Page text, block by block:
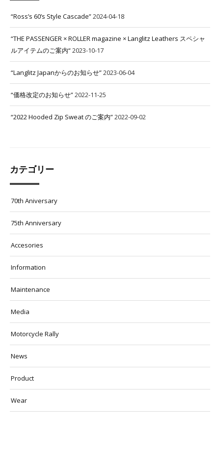
“Ross’s 60’s Style Cascade”2024-04-18
“THE PASSENGER × ROLLER magazine × Langlitz Leathers スペシャ
ルアイテムのご案内“2023-10-17
“Langlitz Japanからのお知らせ”2023-06-04
“価格改定のお知らせ”2022-11-25
“2022 Hooded Zip Sweat のご案内”2022-09-02
カテゴリー
70th Aniversary
75th Anniversary
Accesories
Information
Maintenance
Media
Motorcycle Rally
News
Product
Wear